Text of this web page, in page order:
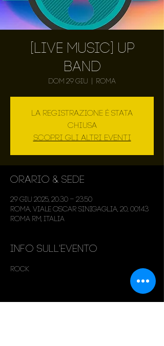
[Live Music] Up
Band
dom 29 giu Roma
La registrazione è stata
chiusa
Scopri gli altri eventi
Orario & Sede
29 giu 2025, 20:30 – 23:50
Roma, Viale Oscar Sinigaglia, 20, 00143
Roma RM, Italia
Info sull'evento
Rock